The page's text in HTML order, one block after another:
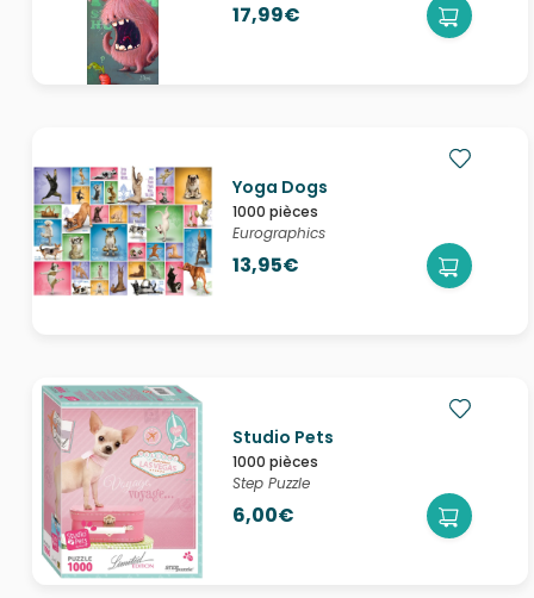
17,99€
Yoga Dogs
1000 pièces
Eurographics
13,95€
Studio Pets
1000 pièces
Step Puzzle
6,00€